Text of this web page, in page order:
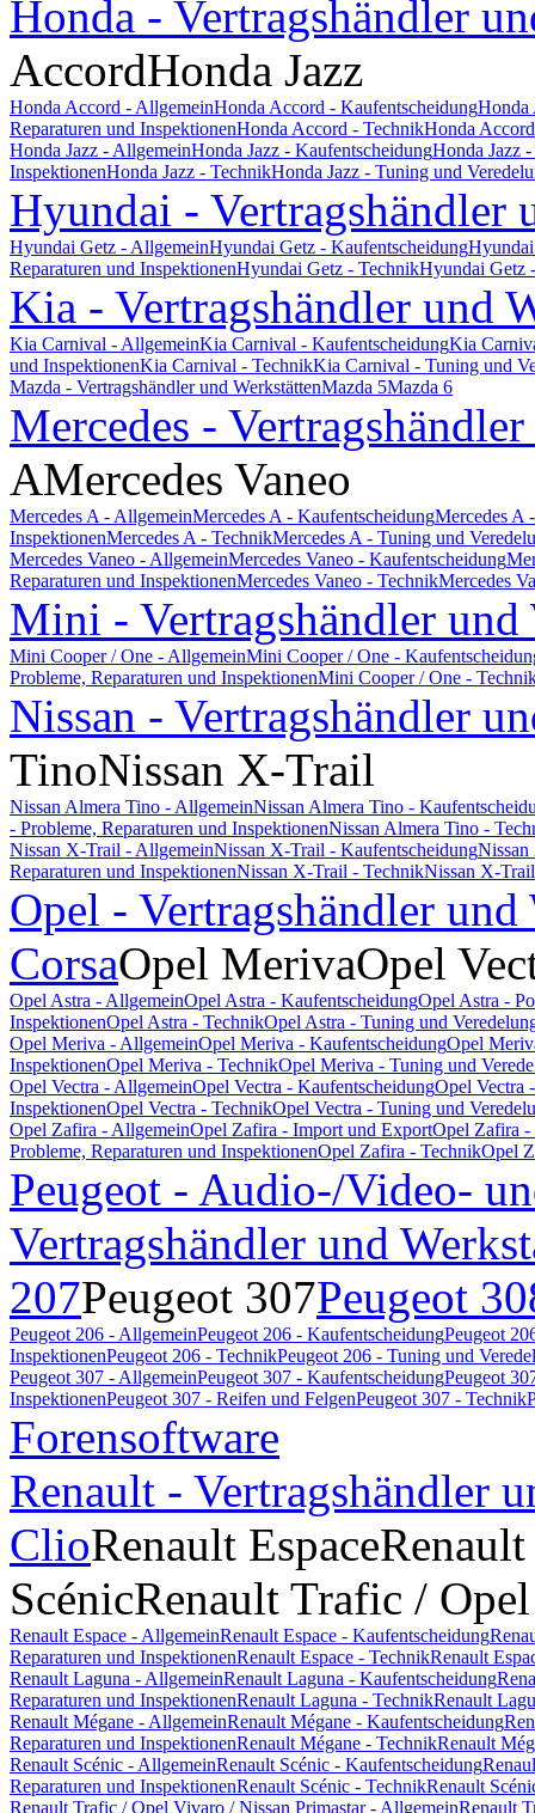
Honda - Vertragshändler
AccordHonda Jazz
Honda Accord - AllgemeinHonda Accord - KaufentscheidungHonda
Reparaturen und InspektionenHonda Accord - TechnikHonda
Honda Jazz - AllgemeinHonda Jazz - KaufentscheidungHonda Jazz
InspektionenHonda Jazz - TechnikHonda Jazz - Tuning und
Hyundai - Vertragshändler
Hyundai Getz - AllgemeinHyundai Getz - Kaufentscheidung
Reparaturen und InspektionenHyundai Getz - TechnikHyundai Getz
Kia - Vertragshändler und
Kia Carnival - AllgemeinKia Carnival - KaufentscheidungKia
und InspektionenKia Carnival - TechnikKia Carnival - Tuning und
Mazda - Vertragshändler und WerkstättenMazda 5Mazda 6
Mercedes -
AMercedes Vaneo
Mercedes A - AllgemeinMercedes A - KaufentscheidungMercedes A
InspektionenMercedes A - TechnikMercedes A - Tuning und
Mercedes Vaneo - AllgemeinMercedes Vaneo - Kaufentscheidung
Reparaturen und InspektionenMercedes Vaneo - TechnikMercedes
Mini - Vertragshändler und
Mini Cooper / One - AllgemeinMini Cooper / One -
Probleme, Reparaturen und InspektionenMini Cooper / One -
Nissan - Vertragshändler
TinoNissan X-Trail
Nissan Almera Tino - AllgemeinNissan Almera Tino -
- Probleme, Reparaturen und InspektionenNissan Almera Tino -
Nissan X-Trail - AllgemeinNissan X-Trail - KaufentscheidungNissan
Reparaturen und InspektionenNissan X-Trail - TechnikNissan X-
Opel - Vertragshändler und
CorsaOpel MerivaOpel
Opel Astra - AllgemeinOpel Astra - KaufentscheidungOpel Astra -
InspektionenOpel Astra - TechnikOpel Astra - Tuning und
Opel Meriva - AllgemeinOpel Meriva - KaufentscheidungOpel
InspektionenOpel Meriva - TechnikOpel Meriva - Tuning und
Opel Vectra - AllgemeinOpel Vectra - KaufentscheidungOpel Vectra
InspektionenOpel Vectra - TechnikOpel Vectra - Tuning und
Opel Zafira - AllgemeinOpel Zafira - Import und ExportOpel Zafira -
Probleme, Reparaturen und InspektionenOpel Zafira - TechnikOpel
Peugeot - Audio-/Video-
Vertragshändler und
207Peugeot 307Peugeot
Peugeot 206 - AllgemeinPeugeot 206 - KaufentscheidungPeugeot
InspektionenPeugeot 206 - TechnikPeugeot 206 - Tuning und
Peugeot 307 - AllgemeinPeugeot 307 - KaufentscheidungPeugeot
InspektionenPeugeot 307 - Reifen und FelgenPeugeot 307 - Technik
Forensoftware
Renault - Vertragshändler
ClioRenault Espace
ScénicRenault Trafic /
Renault Espace - AllgemeinRenault Espace - Kaufentscheidung
Reparaturen und InspektionenRenault Espace - TechnikRenault
Renault Laguna - AllgemeinRenault Laguna - Kaufentscheidung
Reparaturen und InspektionenRenault Laguna - TechnikRenault
Renault Mégane - AllgemeinRenault Mégane - Kaufentscheidung
Reparaturen und InspektionenRenault Mégane - TechnikRenault
Renault Scénic - AllgemeinRenault Scénic - Kaufentscheidung
Reparaturen und InspektionenRenault Scénic - TechnikRenault
Renault Trafic / Opel Vivaro / Nissan Primastar - AllgemeinRenault